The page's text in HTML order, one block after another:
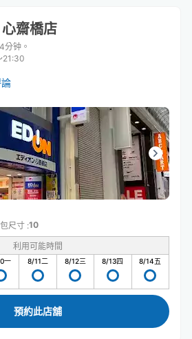
齋橋店
分钟。
21:30
尺寸 :10
利用可能時間
一 8/11二 8/12三 8/13四 8/14五
預約此店舖